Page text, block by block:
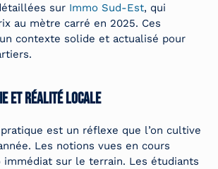
sur Immo Sud-Est, qui
au mètre carré en 2025. Ces
contexte solide et actualisé pour
et réalité locale
est un réflexe que l’on cultive
Les notions vues en cours
sur le terrain. Les étudiants